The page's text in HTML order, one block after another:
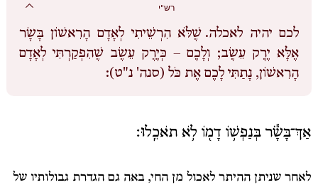
רש"י
לכם יהיה לאכלה. שֶׁלֹּא הִרְשֵׁיתִי לְאָדָם הָרִאשׁוֹן בָּשָׂר
אֶלָּא יֶרֶק עֵשֶׂב; וְלָכֶם – כְּיֶרֶק עֵשֶׂב שֶׁהִפְקַרְתִּי לְאָדָם
הָרִאשׁוֹן, נָתַתִּי לָכֶם אֶת כֹּל (סנה' נ"ט):
אַךְ־בָּשָׂ֕ר בְּנַפְשׁ֥וֹ דָמ֖וֹ לֹ֥א תֹאכֵֽלוּ׃
לאחר שניתן ההיתר לאכול מן החי, באה גם הגדרת גבולותיו של